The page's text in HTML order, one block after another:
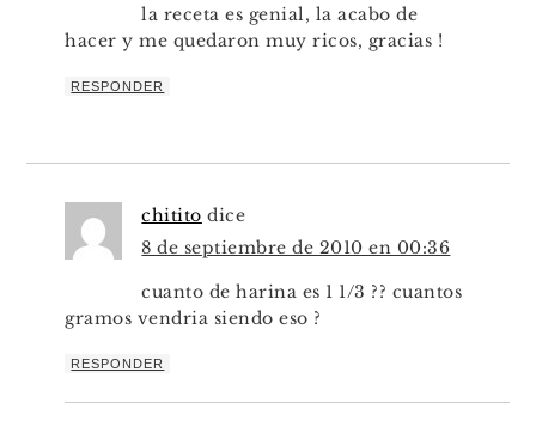
la receta es genial, la acabo de
hacer y me quedaron muy ricos, gracias !
RESPONDER
chitito dice
8 de septiembre de 2010 en 00:36
cuanto de harina es 1 1/3 ?? cuantos
gramos vendria siendo eso ?
RESPONDER